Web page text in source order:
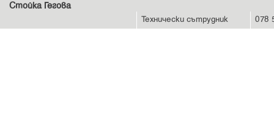
Стойка Гегова
Технически сътрудник 078